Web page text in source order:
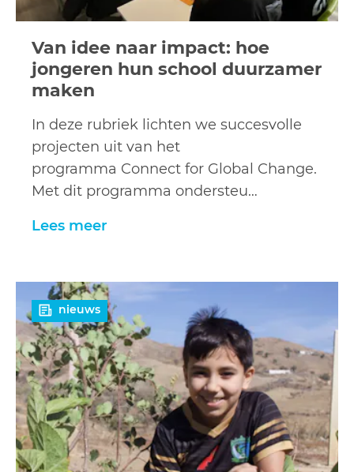
Van idee naar impact: hoe
jongeren hun school duurzamer
maken
In deze rubriek lichten we succesvolle
projecten uit van het
programma Connect for Global Change.
Met dit programma ondersteu…
Lees meer
nieuws
Lees
meer